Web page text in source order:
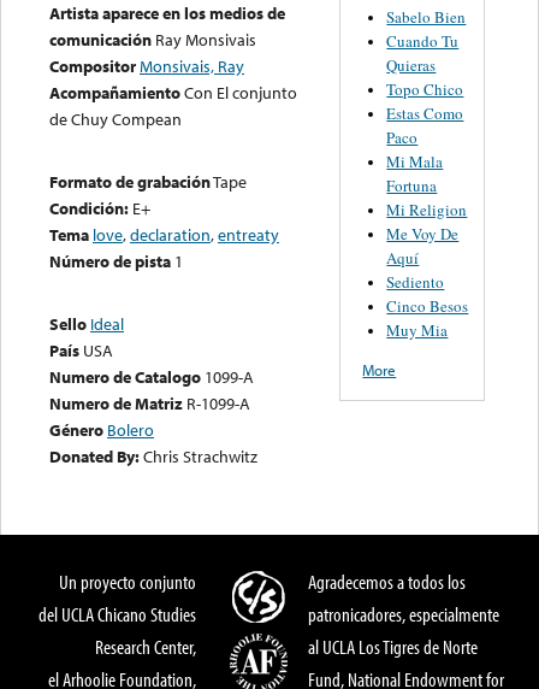
Artista aparece en los medios de
comunicación Ray Monsivais
CompositorMonsivais, Ray
AcompañamientoCon El conjunto
de Chuy Compean
Formato de grabaciónTape
Condición: E+
Tema love,declaration,entreaty
Número de pista 1
Sello Ideal
País USA
Numero de Catalogo 1099-A
Numero de Matriz R-1099-A
Género Bolero
Donated By:Chris Strachwitz
Sabelo Bien
Cuando Tu
Quieras
Topo Chico
Estas Como
Paco
Mi Mala
Fortuna
Mi Religion
Me Voy De
Aquí
Sediento
Cinco Besos
Muy Mia
More
Un proyecto conjunto
del UCLA Chicano Studies
Research Center,
el Arhoolie Foundation,
Agradecemos a todos los
patronicadores, especialmente
al UCLA Los Tigres de Norte
Fund, National Endowment for